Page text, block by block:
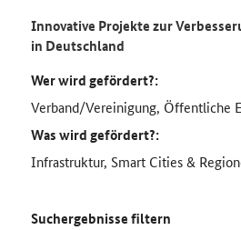
Innovative Projekte zur
in Deutschland
Wer wird gefördert?:
Verband/Vereinigung, Öffentliche
Was wird gefördert?:
Infrastruktur, Smart Cities &
Suchergebnisse filtern